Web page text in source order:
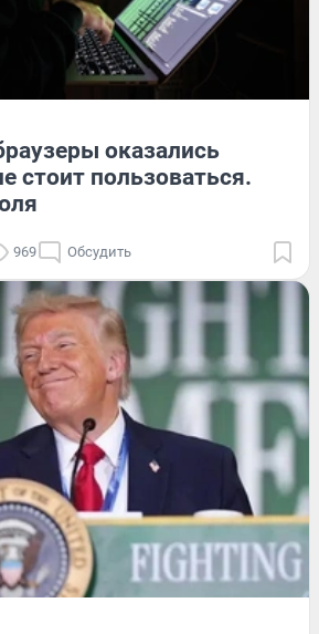
оказались
стоит пользоваться.
969 Обсудить